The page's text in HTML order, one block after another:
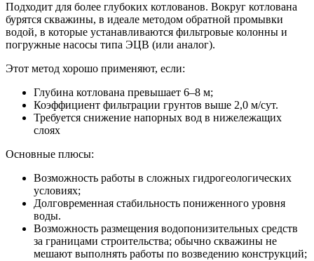
Подходит для более глубоких котлованов. Вокруг котлована
бурятся скважины, в идеале методом обратной промывки
водой, в которые устанавливаются фильтровые колонны и
погружные насосы типа ЭЦВ (или аналог).
Этот метод хорошо применяют, если:
Глубина котлована превышает 6–8 м;
Коэффициент фильтрации грунтов выше 2,0 м/сут.
Требуется снижение напорных вод в нижележащих
слоях
Основные плюсы:
Возможность работы в сложных гидрогеологических
условиях;
Долговременная стабильность пониженного уровня
воды.
Возможность размещения водопонизительных средств
за границами строительства; обычно скважины не
мешают выполнять работы по возведению конструкций;